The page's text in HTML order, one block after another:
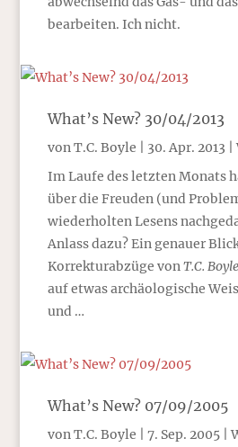
bearbeiten. Ich nicht.
What’s New? 30/04/2013
vonT.C. Boyle 30. Apr. 2013 |
Im Laufe des letzten Monats
über die Freuden (und
wiederholten Lesens
Anlass dazu? Ein genauer
Korrekturabzüge vonT.C.
auf etwas archäologische
und …
What’s New? 07/09/2005
vonT.C. Boyle 7. Sep. 2005|